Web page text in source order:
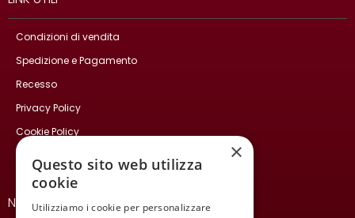
Condizioni di vendita
Spedizione e Pagamento
Recesso
Privacy Policy
Cookie Policy
Contatti
NEWSLETTER
×
Questo sito web utilizza
cookie
Utilizziamo i cookie per personalizzare